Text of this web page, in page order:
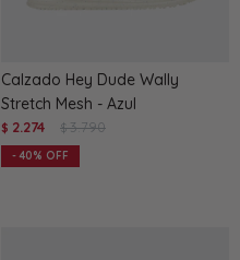
Calzado Hey Dude Wally
Stretch Mesh - Azul
$ 2.274 $ 3.790
40